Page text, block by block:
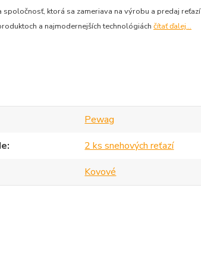
spoločnosť, ktorá sa zameriava na výrobu a predaj
a najmodernejších technológiách čítať ďalej...
Pewag
2 ks snehových reťazí
Kovové